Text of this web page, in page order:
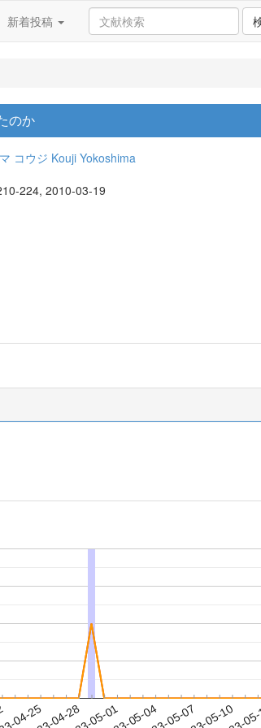
新着投稿
のか
コウジ Kouji Yokoshima
224, 2010-03-19